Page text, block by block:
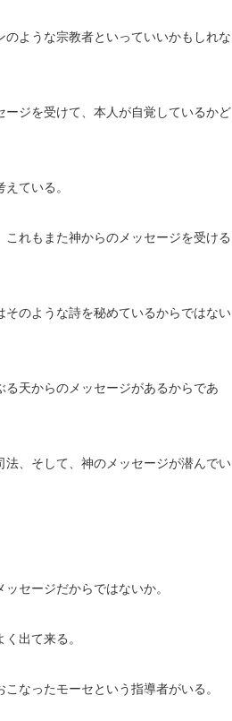
ような宗教者といっていいかもしれな
ジを受けて、本人が自覚しているかど
ている。
れもまた神からのメッセージを受ける
のような詩を秘めているからではない
天からのメッセージがあるからであ
、そして、神のメッセージが潜んでい
セージだからではないか。
出て来る。
なったモーセという指導者がいる。